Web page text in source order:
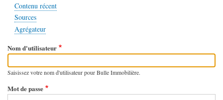
Contenu récent
Sources
Agrégateur
Nom d'utilisateur
Saisissez votre nom d'utilisateur pour Bulle Immobilière.
Mot de passe